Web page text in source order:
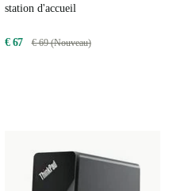
station d'accueil
€ 67 € 69 (Nouveau)